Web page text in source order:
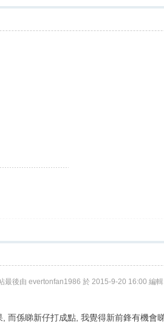
最後由 evertonfan1986 於 2015-9-20 16:00 編輯
而係睇新仔打成點, 我覺得新前鋒有機會